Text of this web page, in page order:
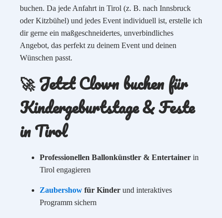
buchen. Da jede Anfahrt in Tirol (z. B. nach Innsbruck
oder Kitzbühel) und jedes Event individuell ist, erstelle ich
dir gerne ein maßgeschneidertes, unverbindliches
Angebot, das perfekt zu deinem Event und deinen
Wünschen passt.
🚀 Jetzt Clown buchen für
Kindergeburtstage & Feste
in Tirol
Professionellen Ballonkünstler & Entertainer in
Tirol engagieren
Zaubershow für Kinder und interaktives
Programm sichern